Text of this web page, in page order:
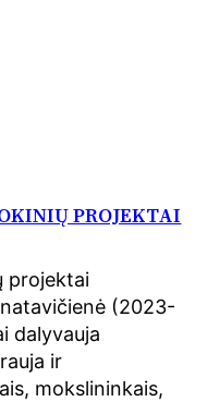
PROJEKTAI
projektai
(2023-
dalyvauja
ir
mokslininkais,